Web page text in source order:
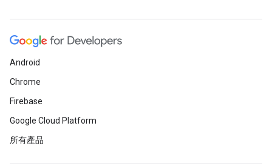
Android
Chrome
Firebase
Google Cloud Platform
所有產品